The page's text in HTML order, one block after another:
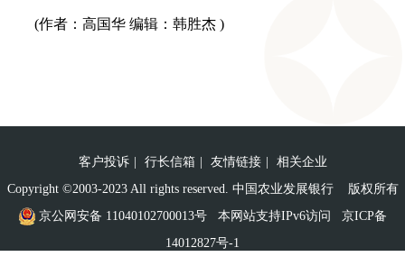
(作者：高国华 编辑：韩胜杰 )
客户投诉 行长信箱 友情链接
相关企业
Copyright ©2003-2023 All rights reserved. 中国农业发展银行 版权所有
京公网安备 11040102700013号 本网站支持IPv6访问 京ICP备
14012827号-1